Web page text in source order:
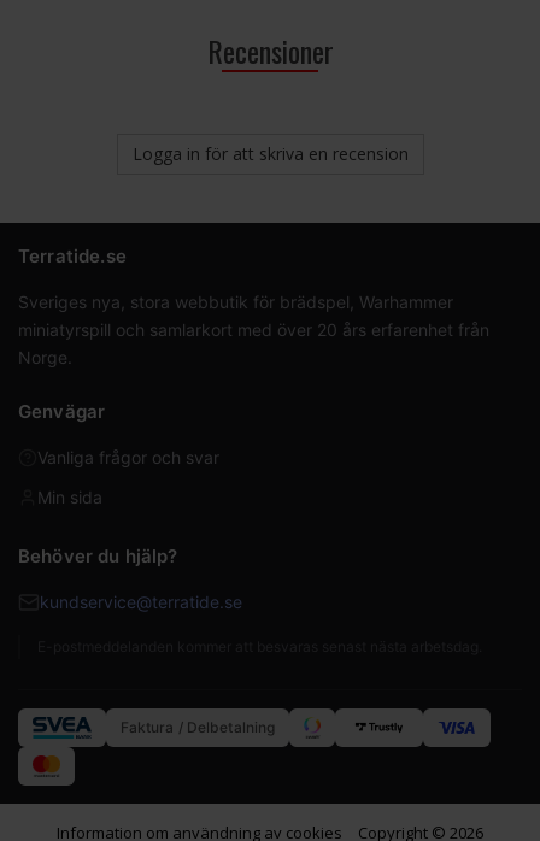
Recensioner
Logga in för att skriva en recension
Terratide.se
Sveriges nya, stora webbutik för brädspel, Warhammer
miniatyrspill och samlarkort med över 20 års erfarenhet från
Norge.
Genvägar
Vanliga frågor och svar
Min sida
Behöver du hjälp?
kundservice@terratide.se
Faktura / Delbetalning
Information om användning av cookies Copyright © 2026